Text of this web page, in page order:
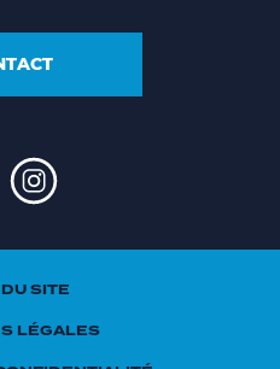
SITE
LÉGALES